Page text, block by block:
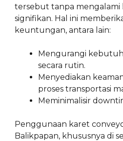
tersebut tanpa mengalami
signifikan. Hal ini
keuntungan, antara lain:
Mengurangi
secara rutin.
Menyediakan
proses transportasi
Meminimalisir
Penggunaan karet
Balikpapan, khususnya di